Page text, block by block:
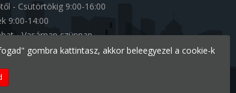
- Csütörtökig 9:00-16:00
9:00-14:00
- Vasárnapszünnap
gombra kattintasz, akkor beleegyezel a cookie-k